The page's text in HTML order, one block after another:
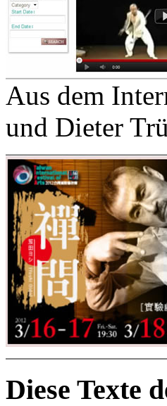
Aus dem
und Dieter
Diese Texte